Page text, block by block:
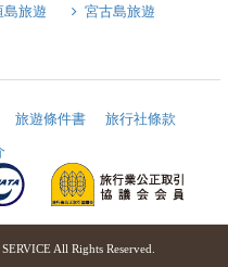
島旅遊
宮古島旅遊
旅遊條件書
旅行社條款
All Rights Reserved.